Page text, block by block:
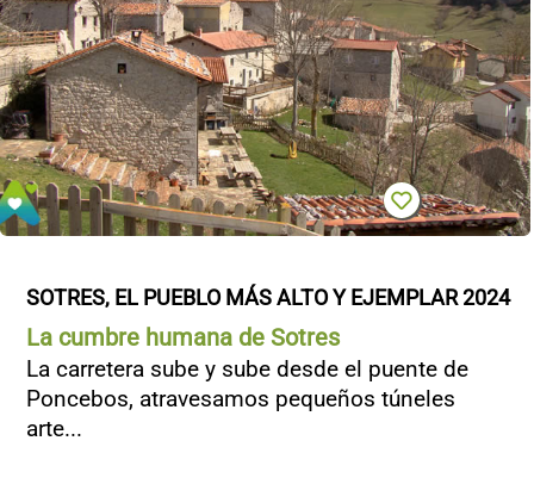
SOTRES, EL PUEBLO MÁS ALTO Y EJEMPLAR 2024
La cumbre humana de Sotres
La carretera sube y sube desde el puente de
Poncebos, atravesamos pequeños túneles
arte...